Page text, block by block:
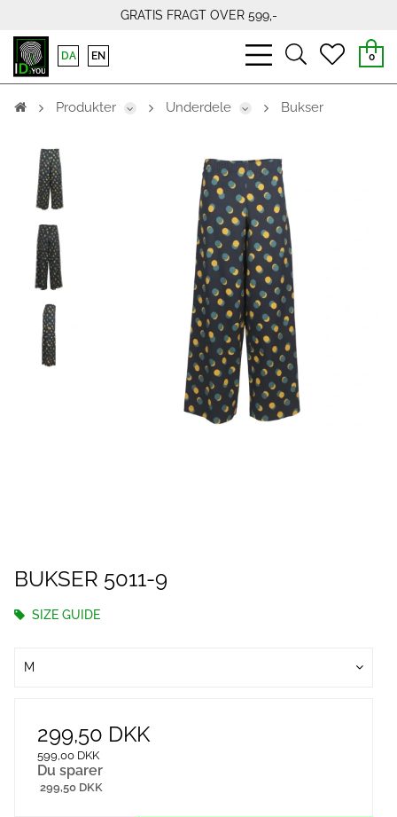
GRATIS FRAGT OVER 599,-
bars
light
searchheart
0
DA EN
Produkter Underdele Bukser
BUKSER 5011-9
SIZE GUIDE
M
299,50 DKK
599,00 DKK
Du sparer
299,50 DKK